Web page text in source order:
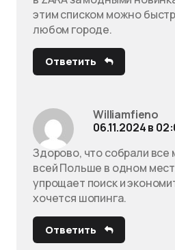
этим списком можно
любом городе.
Ответить
Williamfieno
06.11.2024 в
Здорово, что собрали все
всей Польше в одном
упрощает поиск и
хочется шопинга.
Ответить